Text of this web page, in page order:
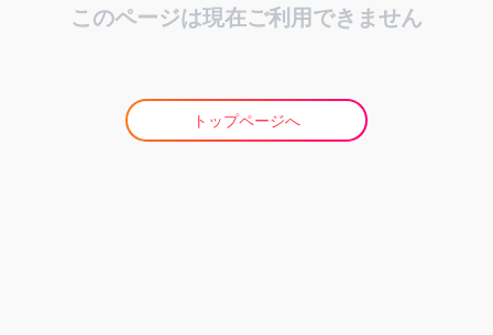
このページは現在ご利用できません